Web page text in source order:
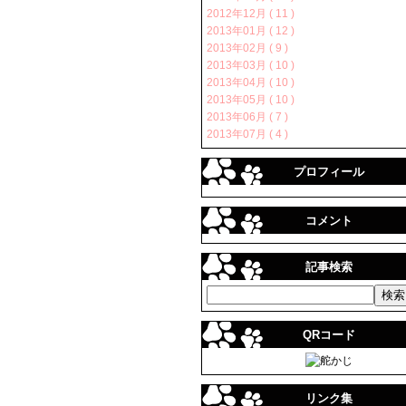
2012年12月 ( 11 )
2013年01月 ( 12 )
2013年02月 ( 9 )
2013年03月 ( 10 )
2013年04月 ( 10 )
2013年05月 ( 10 )
2013年06月 ( 7 )
2013年07月 ( 4 )
プロフィール
コメント
記事検索
QRコード
リンク集